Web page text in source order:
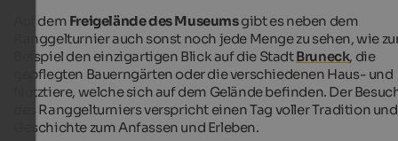
Auf dem Freigelände des Museumsgibt es neben dem
Ranggelturnier auch sonst noch jede Menge zu sehen, wie
Beispiel den einzigartigen Blick auf die StadtBruneck, die
gepflegten Bauerngärten oder die verschiedenen Haus- und
Nutztiere, welche sich auf dem Gelände befinden. Der
des Ranggelturniers verspricht einen Tag voller Tradition und
Geschichte zum Anfassen und Erleben.